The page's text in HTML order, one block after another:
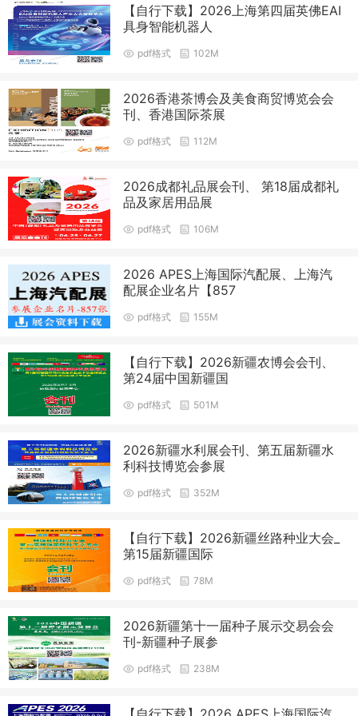
【自行下载】2026上海第四届英佛EAI
具身智能机器人
pdf格式 102M
2026香港茶博会及美食商贸博览会会
刊、香港国际茶展
pdf格式 112M
2026成都礼品展会刊、 第18届成都礼
品及家居用品展
pdf格式 106M
2026 APES上海国际汽配展、上海汽
配展企业名片【857
pdf格式 155M
【自行下载】2026新疆农博会会刊、
第24届中国新疆国
pdf格式 501M
2026新疆水利展会刊、第五届新疆水
利科技博览会参展
pdf格式 352M
【自行下载】2026新疆丝路种业大会_
第15届新疆国际
pdf格式 78M
2026新疆第十一届种子展示交易会会
刊-新疆种子展参
pdf格式 238M